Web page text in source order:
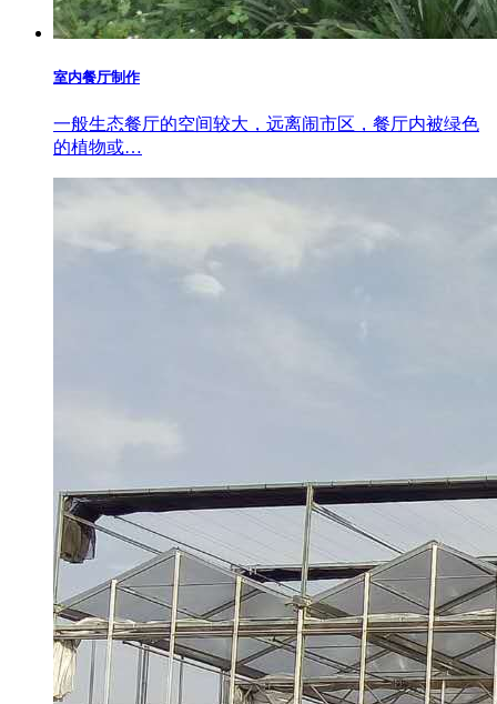
室内餐厅制作
一般生态餐厅的空间较大，远离闹市区，餐厅内被绿色
的植物或…